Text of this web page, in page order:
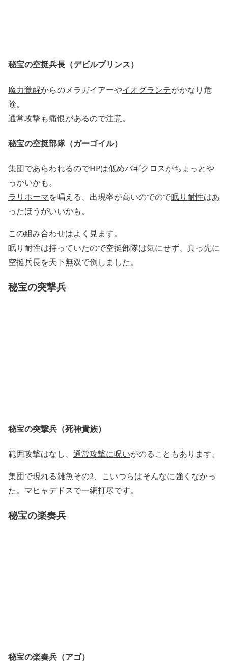
秘宝の空挺兵長（デビルプリンス）
魔力覚醒からのメラガイアーやイオグランテがかなり危
険。
通常攻撃も痛恨があるので注意。
秘宝の空挺部隊（ガーゴイル）
集団であらわれるのでHPは低めバギクロスがちょっとや
っかいかも。
ラリホーマを唱える、出現率が高いのでので眠り耐性はあ
ったほうがいいかも。
この組み合わせはよく見ます。
眠り耐性は持っていたので空挺部隊は気にせず、真っ先に
空挺兵長を天下無双で倒しました。
秘宝の突撃兵
秘宝の突撃兵（死神貴族）
範囲攻撃はなし、 通常攻撃に呪いがのることもあります。
集団で現れる雑魚その2、こいつらはそんなに強くなかっ
た。マヒャデドスで一網打尽です。
秘宝の楽奏兵
秘宝の楽奏兵（アゴ）